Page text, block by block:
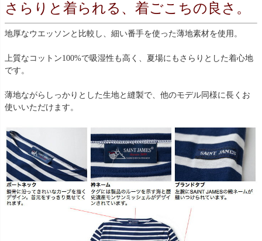
さらりと着られる、着ごこちの良さ。
地厚なウエッソンと比較し、細い番手を使った薄地素材を使用。
上質なコットン100%で吸湿性も高く、夏場にもさらりとした着心地
です。
薄地ながらしっかりとした生地と縫製で、他のモデル同様に長くお
使いいただけます。